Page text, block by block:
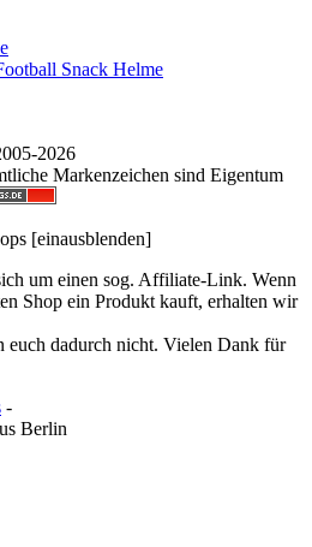
Snack Helme
2026
Markenzeichen sind Eigentum
[einausblenden]
um einen sog. Affiliate-Link. Wenn
Shop ein Produkt kauft, erhalten wir
euch dadurch nicht. Vielen Dank für
-
Berlin